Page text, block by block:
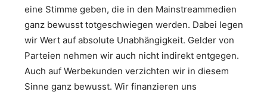
eine Stimme geben, die in den Mainstreammedien
ganz bewusst totgeschwiegen werden. Dabei legen
wir Wert auf absolute Unabhängigkeit. Gelder von
Parteien nehmen wir auch nicht indirekt entgegen.
Auch auf Werbekunden verzichten wir in diesem
Sinne ganz bewusst. Wir finanzieren uns